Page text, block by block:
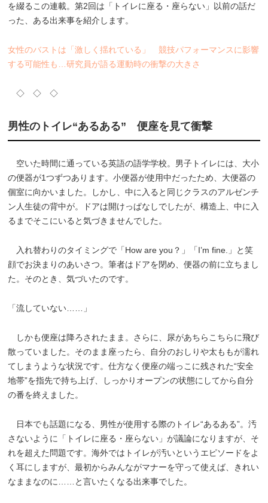
を綴るこの連載。第2回は「トイレに座る・座らない」以前の話だ
った、ある出来事を紹介します。
女性のバストは「激しく揺れている」 競技パフォーマンスに影響
する可能性も…研究員が語る運動時の衝撃の大きさ
◇ ◇ ◇
男性のトイレ“あるある” 便座を見て衝撃
空いた時間に通っている英語の語学学校。男子トイレには、大小
の便器が1つずつあります。小便器が使用中だったため、大便器の
個室に向かいました。しかし、中に入ると同じクラスのアルゼンチ
ン人生徒の背中が。ドアは開けっぱなしでしたが、構造上、中に入
るまでそこにいると気づきませんでした。
入れ替わりのタイミングで「How are you？」「I’m fine.」と笑
顔でお決まりのあいさつ。筆者はドアを閉め、便器の前に立ちまし
た。そのとき、気づいたのです。
「流していない……」
しかも便座は降ろされたまま。さらに、尿があちらこちらに飛び
散っていました。そのまま座ったら、自分のおしりや太ももが濡れ
てしまうような状況です。仕方なく便座の端っこに残された“安全
地帯”を指先で持ち上げ、しっかりオープンの状態にしてから自分
の番を終えました。
日本でも話題になる、男性が使用する際のトイレ“あるある”。汚
さないように「トイレに座る・座らない」が議論になりますが、そ
れを超えた問題です。海外ではトイレが汚いというエピソードをよ
く耳にしますが、最初からみんながマナーを守って使えば、きれい
なままなのに……と言いたくなる出来事でした。